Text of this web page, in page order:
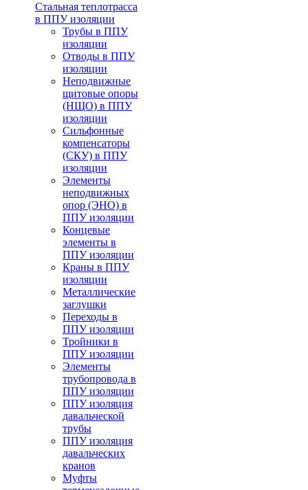
Стальная теплотрасса
в ППУ изоляции
Трубы в ППУ
изоляции
Отводы в ППУ
изоляции
Неподвижные
щитовые опоры
(НЩО) в ППУ
изоляции
Cильфонные
компенсаторы
(СКУ) в ППУ
изоляции
Элементы
неподвижных
опор (ЭНО) в
ППУ изоляции
Концевые
элементы в
ППУ изоляции
Краны в ППУ
изоляции
Металлические
заглушки
Переходы в
ППУ изоляции
Тройники в
ППУ изоляции
Элементы
трубопровода в
ППУ изоляции
ППУ изоляция
давальческой
трубы
ППУ изоляция
давальческих
кранов
Муфты